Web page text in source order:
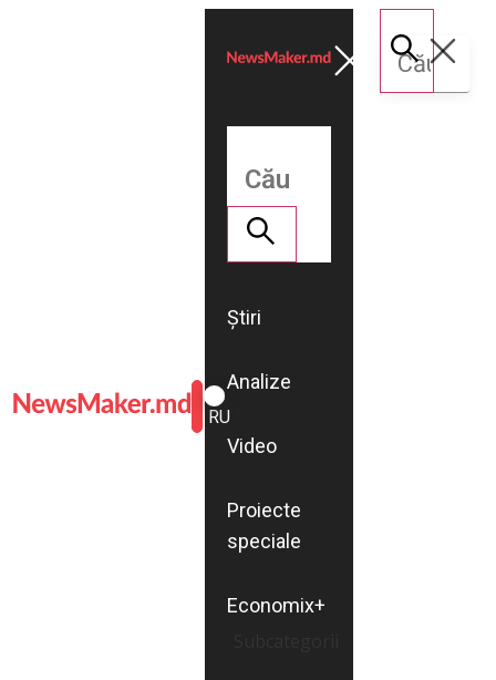
ROMÂNĂ
RU
Știri
Analize
Video
Proiecte
speciale
Economix+